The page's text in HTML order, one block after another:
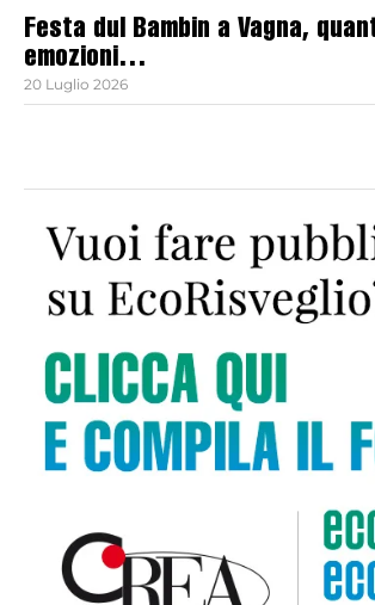
Festa dul Bambin a Vagna,
emozioni…
20 Luglio 2026